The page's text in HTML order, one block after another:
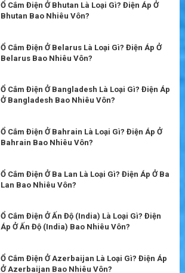
Ổ Cắm Điện Ở Bhutan Là Loại Gì? Điện Áp Ở
Bhutan Bao Nhiêu Vôn?
Ổ Cắm Điện Ở Belarus Là Loại Gì? Điện Áp Ở
Belarus Bao Nhiêu Vôn?
Ổ Cắm Điện Ở Bangladesh Là Loại Gì? Điện Áp
Ở Bangladesh Bao Nhiêu Vôn?
Ổ Cắm Điện Ở Bahrain Là Loại Gì? Điện Áp Ở
Bahrain Bao Nhiêu Vôn?
Ổ Cắm Điện Ở Ba Lan Là Loại Gì? Điện Áp Ở Ba
Lan Bao Nhiêu Vôn?
Ổ Cắm Điện Ở Ấn Độ (India) Là Loại Gì? Điện
Áp Ở Ấn Độ (India) Bao Nhiêu Vôn?
Ổ Cắm Điện Ở Azerbaijan Là Loại Gì? Điện Áp
Ở Azerbaijan Bao Nhiêu Vôn?